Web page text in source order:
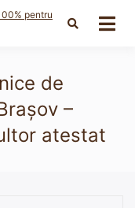
pentru
de
–
atestat